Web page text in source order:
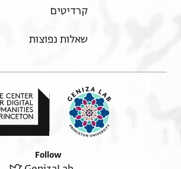
קרדיטים
שאלות נפוצות
Follow